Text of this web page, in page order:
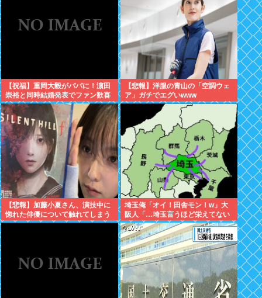
【祝福】重岡大毅がパパに！濵田
崇裕と同時結婚発表でファン歓喜
【悲報】洋服の青山の「空調ウェ
ア」ガチでエグいwww
【悲報】加藤小夏さん、演技中に
惚れた俳優について触れてしまう
埼玉俺「オイ！田舎モン！w」大
阪人「…埼玉言うほど栄えてない
やん」俺「でも、西やんw」